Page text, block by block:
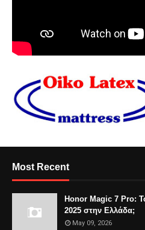
Most Recent
Honor Magic 7 Pro:
2025 στην Ελλάδα;
May 09, 2026